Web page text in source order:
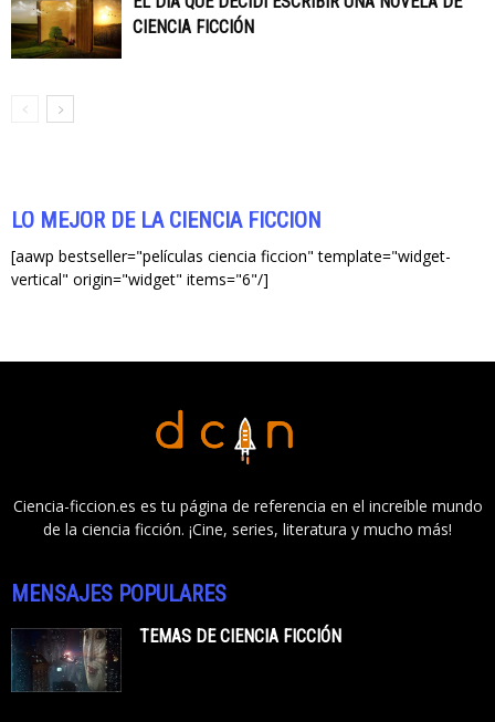
CIENCIA FICCIÓN
LO MEJOR DE LA CIENCIA FICCIÓN
[aawp bestseller="películas ciencia ficcion" template="widget-
vertical" origin="widget" items="6"/]
Ciencia-ficcion.es es tu página de referencia en el increíble mundo
de la ciencia ficción. ¡Cine, series, literatura y mucho más!
MENSAJES POPULARES
TEMAS DE CIENCIA FICCIÓN